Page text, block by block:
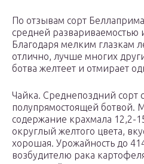
По отзывам сорт
средней развариваемостью
Благодаря мелким глазкам
отлично, лучше многих
ботва желтеет и отмирает
Чайка. Среднепоздний сорт
полупрямостоящей ботвой.
содержание крахмала 12,2-
округлый желтого цвета,
хорошая. Урожайность до
возбудителю рака